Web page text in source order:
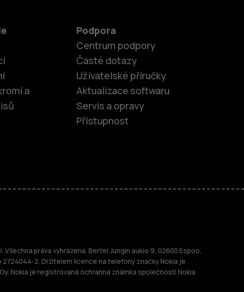
telefony
a
Podpora
Centrum podpory
Časté dotazy
Uživatelské příručky
Aktualizace softwaru
Servis a opravy
Přístupnost
Všechna práva vyhrazena. Bertel Jungin aukio 9, 02600 Espoo,
2724044-2. Držitelem licence na telefony značky Nokia je
Nokia je registrovaná ochranná známka společnosti Nokia